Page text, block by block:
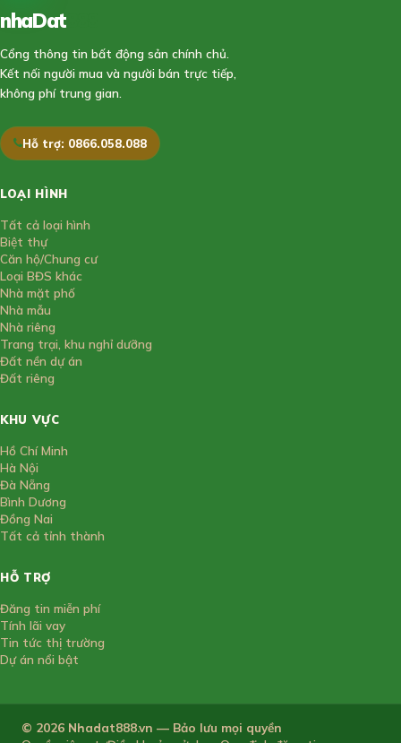
nhaDat
Cổng thông tin bất động sản chính chủ.
Kết nối người mua và người bán trực tiếp,
không phí trung gian.
Hỗ trợ: 0866.058.088
LOẠI HÌNH
Tất cả loại hình
Biệt thự
Căn hộ/Chung cư
Loại BĐS khác
Nhà mặt phố
Nhà mẫu
Nhà riêng
Trang trại, khu nghỉ dưỡng
Đất nền dự án
Đất riêng
KHU VỰC
Hồ Chí Minh
Hà Nội
Đà Nẵng
Bình Dương
Đồng Nai
Tất cả tỉnh thành
HỖ TRỢ
Đăng tin miễn phí
Tính lãi vay
Tin tức thị trường
Dự án nổi bật
© 2026 Nhadat888.vn — Bảo lưu mọi quyền